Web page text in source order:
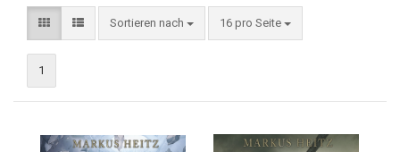
Sortieren nach 16 pro Seite
1